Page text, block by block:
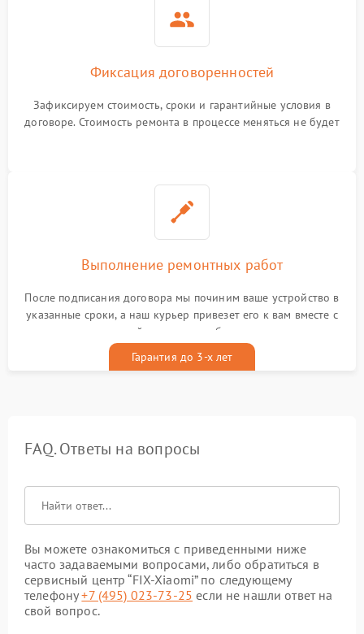
Фиксация договоренностей
Зафиксируем стоимость, сроки и гарантийные условия в
договоре. Стоимость ремонта в процессе меняться не будет
Выполнение ремонтных работ
После подписания договора мы починим ваше устройство в
указанные сроки, а наш курьер привезет его к вам вместе с
гарантийным талоном бесплатно
Гарантия до 3-х лет
FAQ. Ответы на вопросы
Вы можете ознакомиться с приведенными ниже
часто задаваемыми вопросами, либо обратиться в
сервисный центр “FIX-Xiaomi” по следующему
телефону+7 (495) 023-73-25 если не нашли ответ на
свой вопрос.